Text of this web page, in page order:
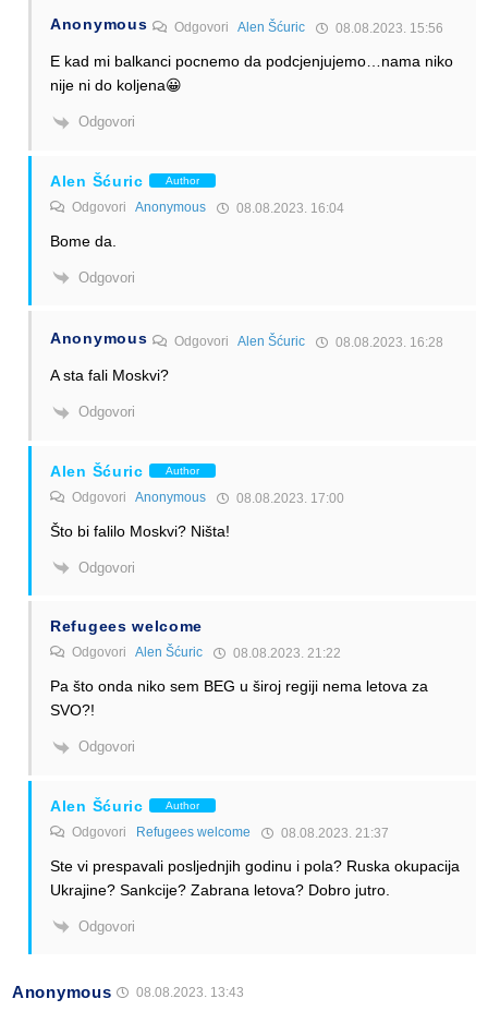
Anonymous OdgovoriAlen Šćuric 08.08.2023. 15:56
E kad mi balkanci pocnemo da podcjenjujemo…nama niko
nije ni do koljena😀
Odgovori
Alen Šćuric Author
Odgovori Anonymous 08.08.2023. 16:04
Bome da.
Odgovori
Anonymous OdgovoriAlen Šćuric 08.08.2023. 16:28
A sta fali Moskvi?
Odgovori
Alen Šćuric Author
Odgovori Anonymous 08.08.2023. 17:00
Što bi falilo Moskvi? Ništa!
Odgovori
Refugees welcome
Odgovori Alen Šćuric 08.08.2023. 21:22
Pa što onda niko sem BEG u široj regiji nema letova za
SVO?!
Odgovori
Alen Šćuric Author
Odgovori Refugees welcome 08.08.2023. 21:37
Ste vi prespavali posljednjih godinu i pola? Ruska okupacija
Ukrajine? Sankcije? Zabrana letova? Dobro jutro.
Odgovori
Anonymous 08.08.2023. 13:43